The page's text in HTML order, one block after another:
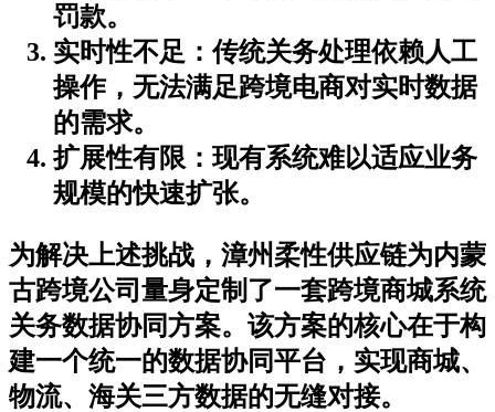
罚款。
实时性不足 ：传统关务处理依赖人工
操作，无法满足跨境电商对实时数据
的需求。
扩展性有限 ：现有系统难以适应业务
规模的快速扩张。
为解决上述挑战，漳州柔性供应链为内蒙
古跨境公司量身定制了一套跨境商城系统
关务数据协同方案。该方案的核心在于构
建一个统一的数据协同平台，实现商城、
物流、海关三方数据的无缝对接。